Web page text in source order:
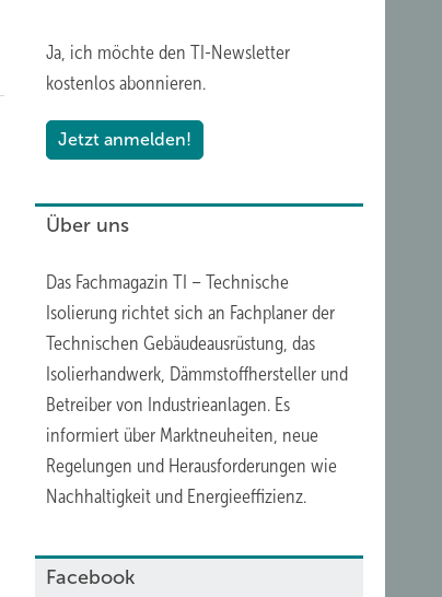
Ja, ich möchte den TI-Newsletter
kostenlos abonnieren.
Jetzt anmelden!
Über uns
Das Fachmagazin TI – Technische
Isolierung richtet sich an Fachplaner der
Technischen Gebäudeausrüstung, das
Isolierhandwerk, Dämmstoffhersteller und
Betreiber von Industrieanlagen. Es
informiert über Marktneuheiten, neue
Regelungen und Herausforderungen wie
Nachhaltigkeit und Energieeffizienz.
Facebook